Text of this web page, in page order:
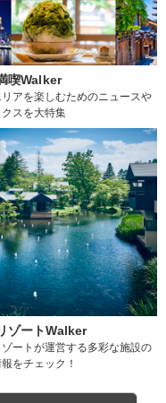
喫Walker
リアを楽しむためのニュースや
クスを大特集
ゾートWalker
ートが運営する多彩な施設の
をチェック！